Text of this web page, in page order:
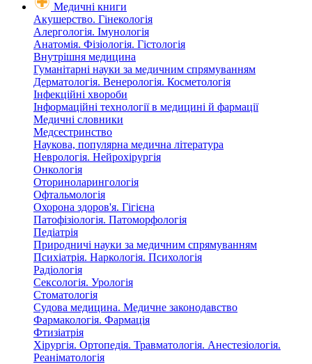
Медичні книги
Акушерство. Гінекологія
Алергологія. Імунологія
Анатомія. Фізіологія. Гістологія
Внутрішня медицина
Гуманітарні науки за медичним спрямуванням
Дерматологія. Венерологія. Косметологія
Інфекційні хвороби
Інформаційні технології в медицині й фармації
Медичні словники
Медсестринство
Наукова, популярна медична література
Неврологія. Нейрохірургія
Онкологія
Оториноларингологія
Офтальмологія
Охорона здоров'я. Гігієна
Патофізіологія. Патоморфологія
Педіатрія
Природничі науки за медичним спрямуванням
Психіатрія. Наркологія. Психологія
Радіологія
Сексологія. Урологія
Стоматологія
Судова медицина. Медичне законодавство
Фармакологія. Фармація
Фтизіатрія
Хірургія. Ортопедія. Травматологія. Анестезіологія.
Реаніматологія